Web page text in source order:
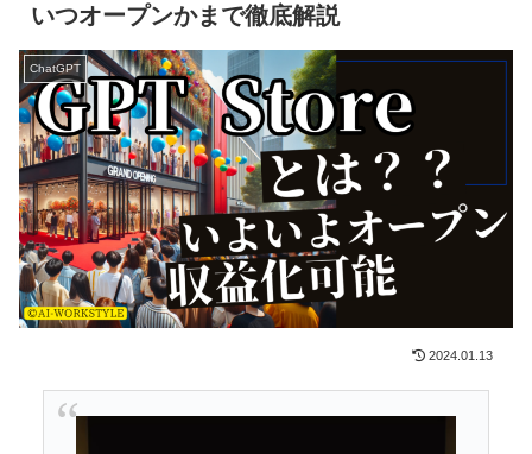
いつオープンかまで徹底解説
ChatGPT
2024.01.13